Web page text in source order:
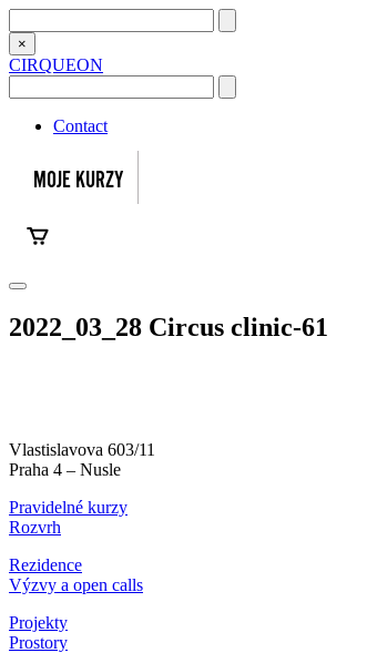
×
CIRQUEON
Contact
2022_03_28 Circus clinic-61
Vlastislavova 603/11
Praha 4 – Nusle
Pravidelné kurzy
Rozvrh
Rezidence
Výzvy a open calls
Projekty
Prostory